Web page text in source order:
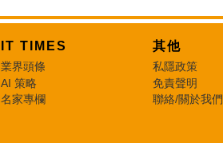
IT TIMES
業界頭條
AI 策略
名家專欄
其他
私隱政策
免責聲明
聯絡/關於我們